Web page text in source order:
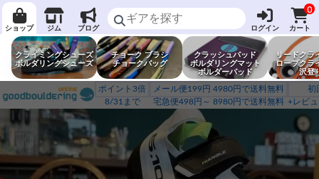
ショップ ジム ブログ ログイン
0
カート
クライミングシューズ
ボルダリングシューズ
チョーク ブラシ
チョークバッグ
クラッシュパッド
ボルダリングマット
ボルダーパッド
リードクラ
ロープクラ
沢登
ポイント3倍
8/31まで
メール便199円 4980円で送料無料
宅急便498円～ 8980円で送料無料
初
+レビ